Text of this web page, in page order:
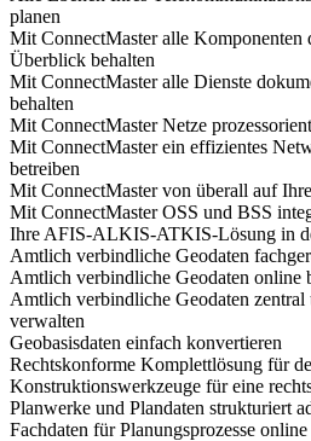
planen
Mit ConnectMaster alle Komponenten
Überblick behalten
Mit ConnectMaster alle Dienste
behalten
Mit ConnectMaster Netze
Mit ConnectMaster ein effizientes
betreiben
Mit ConnectMaster von überall auf
Mit ConnectMaster OSS und BSS
Ihre AFIS-ALKIS-ATKIS-Lösung in
Amtlich verbindliche Geodaten
Amtlich verbindliche Geodaten online
Amtlich verbindliche Geodaten zentral
verwalten
Geobasisdaten einfach konvertieren
Rechtskonforme Komplettlösung für
Konstruktionswerkzeuge für eine
Planwerke und Plandaten strukturiert
Fachdaten für Planungsprozesse